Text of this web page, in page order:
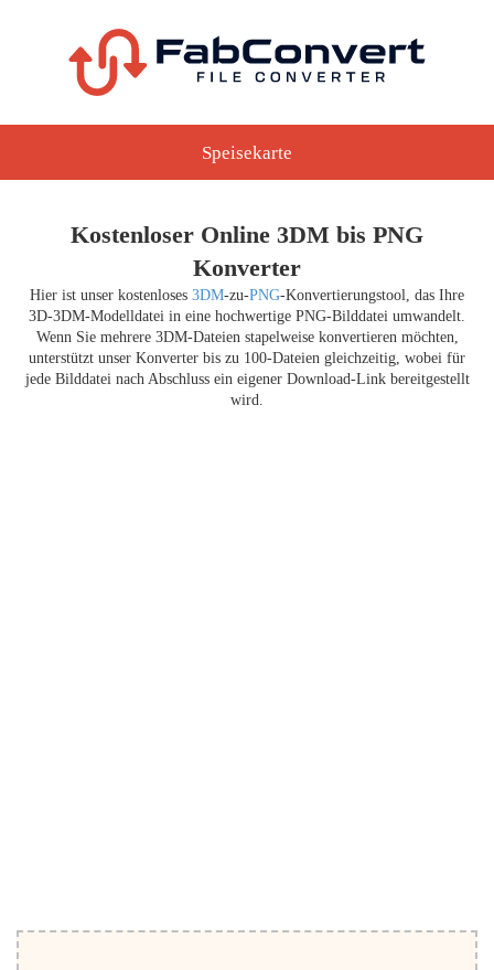
Speisekarte
Kostenloser Online 3DM bis PNG
Konverter
Hier ist unser kostenloses 3DM-zu-PNG-Konvertierungstool, das Ihre
3D-3DM-Modelldatei in eine hochwertige PNG-Bilddatei umwandelt.
Wenn Sie mehrere 3DM-Dateien stapelweise konvertieren möchten,
unterstützt unser Konverter bis zu 100-Dateien gleichzeitig, wobei für
jede Bilddatei nach Abschluss ein eigener Download-Link bereitgestellt
wird.